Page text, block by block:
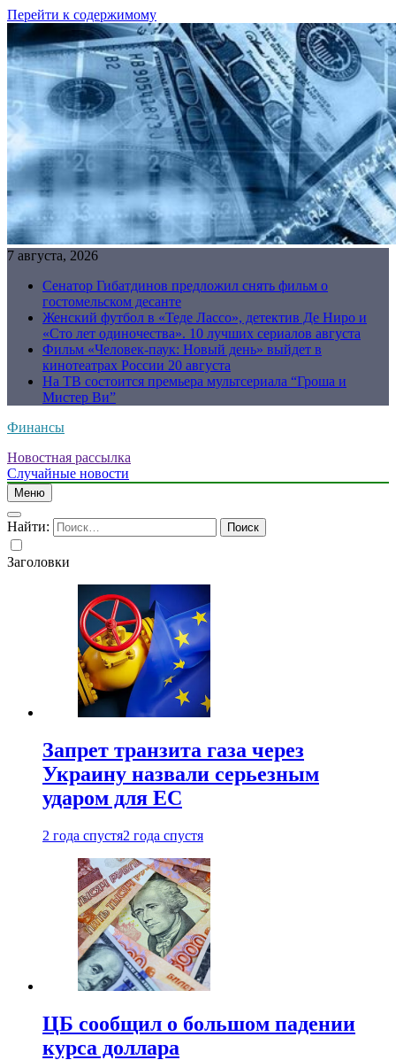
Перейти к содержимому
7 августа, 2026
Сенатор Гибатдинов предложил снять фильм о
гостомельском десанте
Женский футбол в «Теде Лассо», детектив Де Ниро и
«Сто лет одиночества». 10 лучших сериалов августа
Фильм «Человек-паук: Новый день» выйдет в
кинотеатрах России 20 августа
На ТВ состоится премьера мультсериала “Гроша и
Мистер Ви”
Финансы
Новостная рассылка
Случайные новости
Меню
Найти:
Заголовки
Запрет транзита газа через
Украину назвали серьезным
ударом для ЕС
2 года спустя2 года спустя
ЦБ сообщил о большом падении
курса доллара